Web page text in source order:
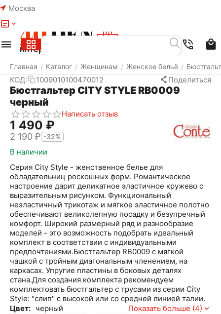
Москва
Главная / Каталог / Женщинам / Женское бельё /
КОД: 1009010100470012 Поделиться
Бюстгальтер CITY STYLE RB0009
черный
Написать отзыв
1 490 ₽
2 190₽ -32%
В наличии
Серия City Style - женственное белье для
обладательниц роскошных форм. Романтическое
настроение дарит деликатное эластичное кружево с
выразительным рисунком. Функциональный
неэластичный трикотаж и мягкое эластичное полотно
обеспечивают великолепную посадку и безупречный
комфорт. Широкий размерный ряд и разнообразие
моделей - это возможность подобрать идеальный
комплект в соответствии с индивидуальными
предпочтениями.Бюстгальтер RB0009 с мягкой
чашкой с тройным диагональным членением, на
каркасах. Упругие пластины в боковых деталях
стана.Для создания комплекта рекомендуем
комплектовать бюстгальтер с трусами из серии City
Style: "слип" с высокой или со средней линией талии.
Цвет: черный Показать больше (4)
Меню